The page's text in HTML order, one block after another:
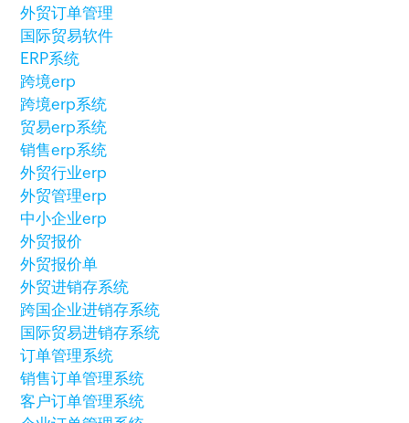
外贸订单管理
国际贸易软件
ERP系统
跨境erp
跨境erp系统
贸易erp系统
销售erp系统
外贸行业erp
外贸管理erp
中小企业erp
外贸报价
外贸报价单
外贸进销存系统
跨国企业进销存系统
国际贸易进销存系统
订单管理系统
销售订单管理系统
客户订单管理系统